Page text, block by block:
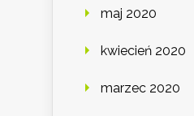
maj 2020
kwiecień 2020
marzec 2020